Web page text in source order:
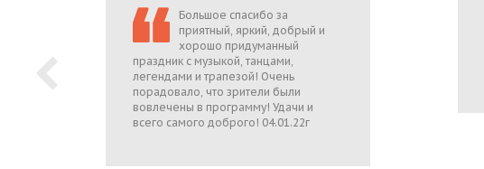
Большое спасибо за
приятный, яркий, добрый и
хорошо придуманный
праздник с музыкой, танцами,
легендами и трапезой! Очень
порадовало, что зрители были
вовлечены в программу! Удачи и
всего самого доброго! 04.01.22г